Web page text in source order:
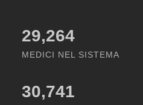
29,264
MEDICI NEL SISTEMA
30,741